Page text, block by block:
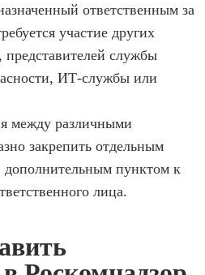
ответственным за
участие других
службы
ИТ-службы или
между различными
закрепить отдельным
пунктом к
лица.